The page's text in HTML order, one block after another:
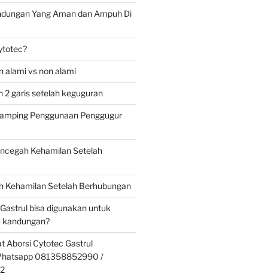
Yang Aman dan Ampuh Di
alami vs non alami
2 garis setelah keguguran
Penggunaan Penggugur
Kehamilan Setelah
Kehamilan Setelah Berhubungan
bisa digunakan untuk
Aborsi Cytotec Gastrul
081358852990 /